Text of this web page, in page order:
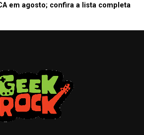
em agosto; confira a lista completa